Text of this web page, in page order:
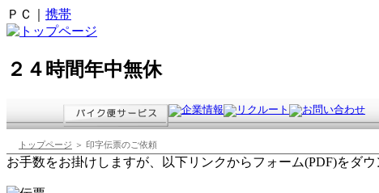
ＰＣ｜ 携帯
２４時間年中無休
トップページ ＞ 印字伝票のご依頼
お手数をお掛けしますが、以下リンクからフォーム(PDF)をダ